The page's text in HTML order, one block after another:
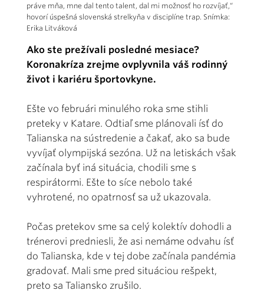
práve mňa, mne dal tento talent, dal mi možnosť ho rozvíjať,“
hovorí úspešná slovenská strelkyňa v disciplíne trap. Snímka:
Erika Litváková
Ako ste prežívali posledné mesiace?
Koronakríza zrejme ovplyvnila váš rodinný
život i kariéru športovkyne.
Ešte vo februári minulého roka sme stihli
preteky v Katare. Odtiaľ sme plánovali ísť do
Talianska na sústredenie a čakať, ako sa bude
vyvíjať olympijská sezóna. Už na letiskách však
začínala byť iná situácia, chodili sme s
respirátormi. Ešte to síce nebolo také
vyhrotené, no opatrnosť sa už ukazovala.
Počas pretekov sme sa celý kolektív dohodli a
trénerovi predniesli, že asi nemáme odvahu ísť
do Talianska, kde v tej dobe začínala pandémia
gradovať. Mali sme pred situáciou rešpekt,
preto sa Taliansko zrušilo.